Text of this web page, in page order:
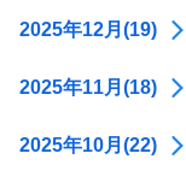
2025年12月(19)
2025年11月(18)
2025年10月(22)